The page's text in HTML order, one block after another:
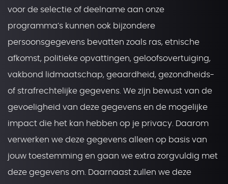
voor de selectie of deelname aan onze
programma’s kunnen ook bijzondere
persoonsgegevens bevatten zoals ras, etnische
afkomst, politieke opvattingen, geloofsovertuiging,
vakbond lidmaatschap, geaardheid, gezondheids-
of strafrechtelijke gegevens. We zijn bewust van de
gevoeligheid van deze gegevens en de mogelijke
impact die het kan hebben op je privacy. Daarom
verwerken we deze gegevens alleen op basis van
jouw toestemming en gaan we extra zorgvuldig met
deze gegevens om. Daarnaast zullen we deze